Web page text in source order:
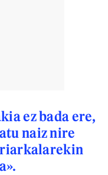
ez bada ere,
naiz nire